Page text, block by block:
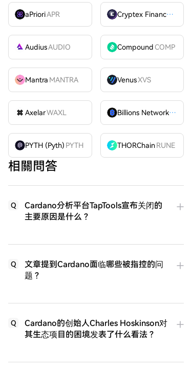
aPrioriAPR Cryptex FinanceCTX
AudiusAUDIO CompoundCOMP
Mantra MANTRA VenusXVS
AxelarWAXL Billions Network
BILL
PYTH (Pyth) PYTH THORChain RUNE
相關問答
Q
Cardano分析平台TapTools宣布关闭的
主要原因是什么？
Q
文章提到Cardano面临哪些被指控的问
题？
Q
Cardano的创始人Charles Hoskinson对
其生态项目的困境发表了什么看法？